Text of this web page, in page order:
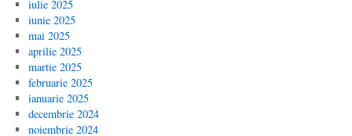
iulie 2025
iunie 2025
mai 2025
aprilie 2025
martie 2025
februarie 2025
ianuarie 2025
decembrie 2024
noiembrie 2024